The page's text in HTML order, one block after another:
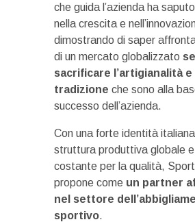
che guida l’azienda ha
nella crescita e
dimostrando di saper
di un mercato globalizzato
sacrificare l’artigianalità e
tradizione che sono alla
successo dell’azienda.
Con una forte identità
struttura produttiva globale e
costante per la qualità,
propone come un partner
nel settore
sportivo.